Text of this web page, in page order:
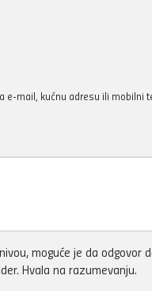
e-mail, kućnu adresu ili mobilni
moguće je da odgovor
Hvala na razumevanju.